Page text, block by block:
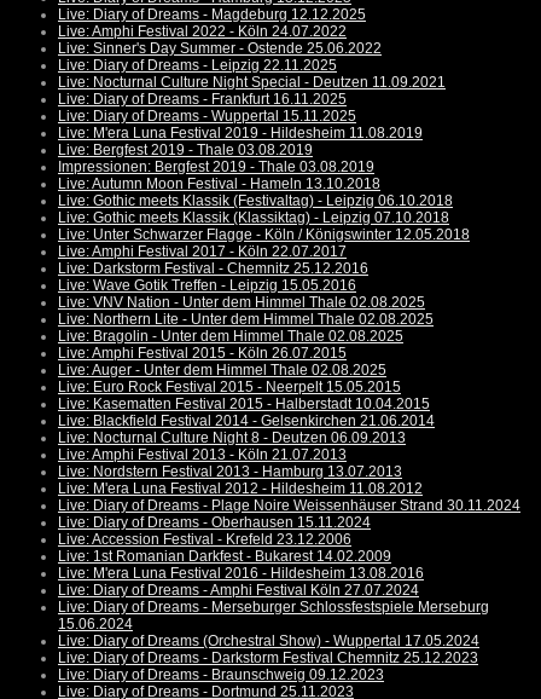
Live: Diary of Dreams - Magdeburg 12.12.2025
Live: Amphi Festival 2022 - Köln 24.07.2022
Live: Sinner's Day Summer - Ostende 25.06.2022
Live: Diary of Dreams - Leipzig 22.11.2025
Live: Nocturnal Culture Night Special - Deutzen 11.09.2021
Live: Diary of Dreams - Frankfurt 16.11.2025
Live: Diary of Dreams - Wuppertal 15.11.2025
Live: M'era Luna Festival 2019 - Hildesheim 11.08.2019
Live: Bergfest 2019 - Thale 03.08.2019
Impressionen: Bergfest 2019 - Thale 03.08.2019
Live: Autumn Moon Festival - Hameln 13.10.2018
Live: Gothic meets Klassik (Festivaltag) - Leipzig 06.10.2018
Live: Gothic meets Klassik (Klassiktag) - Leipzig 07.10.2018
Live: Unter Schwarzer Flagge - Köln / Königswinter 12.05.2018
Live: Amphi Festival 2017 - Köln 22.07.2017
Live: Darkstorm Festival - Chemnitz 25.12.2016
Live: Wave Gotik Treffen - Leipzig 15.05.2016
Live: VNV Nation - Unter dem Himmel Thale 02.08.2025
Live: Northern Lite - Unter dem Himmel Thale 02.08.2025
Live: Bragolin - Unter dem Himmel Thale 02.08.2025
Live: Amphi Festival 2015 - Köln 26.07.2015
Live: Auger - Unter dem Himmel Thale 02.08.2025
Live: Euro Rock Festival 2015 - Neerpelt 15.05.2015
Live: Kasematten Festival 2015 - Halberstadt 10.04.2015
Live: Blackfield Festival 2014 - Gelsenkirchen 21.06.2014
Live: Nocturnal Culture Night 8 - Deutzen 06.09.2013
Live: Amphi Festival 2013 - Köln 21.07.2013
Live: Nordstern Festival 2013 - Hamburg 13.07.2013
Live: M'era Luna Festival 2012 - Hildesheim 11.08.2012
Live: Diary of Dreams - Plage Noire Weissenhäuser Strand 30.11.2024
Live: Diary of Dreams - Oberhausen 15.11.2024
Live: Accession Festival - Krefeld 23.12.2006
Live: 1st Romanian Darkfest - Bukarest 14.02.2009
Live: M'era Luna Festival 2016 - Hildesheim 13.08.2016
Live: Diary of Dreams - Amphi Festival Köln 27.07.2024
Live: Diary of Dreams - Merseburger Schlossfestspiele Merseburg
15.06.2024
Live: Diary of Dreams (Orchestral Show) - Wuppertal 17.05.2024
Live: Diary of Dreams - Darkstorm Festival Chemnitz 25.12.2023
Live: Diary of Dreams - Braunschweig 09.12.2023
Live: Diary of Dreams - Dortmund 25.11.2023